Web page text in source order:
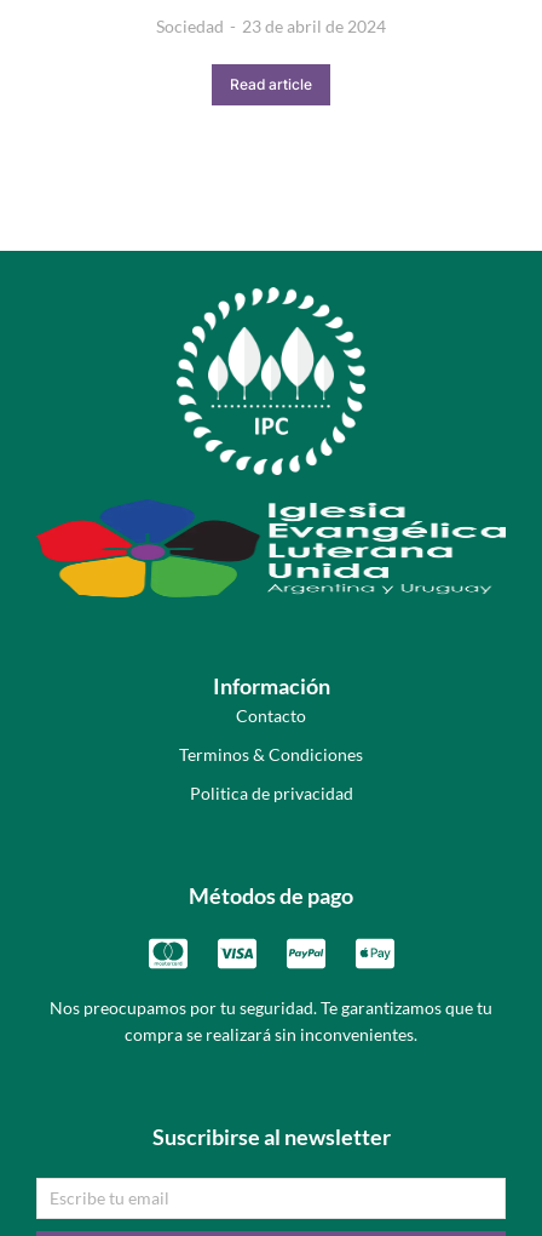
Sociedad 23 de abril de 2024
Read article
Información
Contacto
Terminos & Condiciones
Politica de privacidad
Métodos de pago
Nos preocupamos por tu seguridad. Te garantizamos que tu
compra se realizará sin inconvenientes.
Suscribirse al newsletter